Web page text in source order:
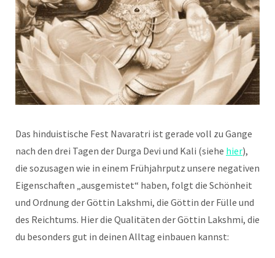
Das hinduistische Fest Navaratri ist gerade voll zu Gange
nach den drei Tagen der Durga Devi und Kali (siehe hier),
die sozusagen wie in einem Frühjahrputz unsere negativen
Eigenschaften „ausgemistet“ haben, folgt die Schönheit
und Ordnung der Göttin Lakshmi, die Göttin der Fülle und
des Reichtums. Hier die Qualitäten der Göttin Lakshmi, die
du besonders gut in deinen Alltag einbauen kannst: